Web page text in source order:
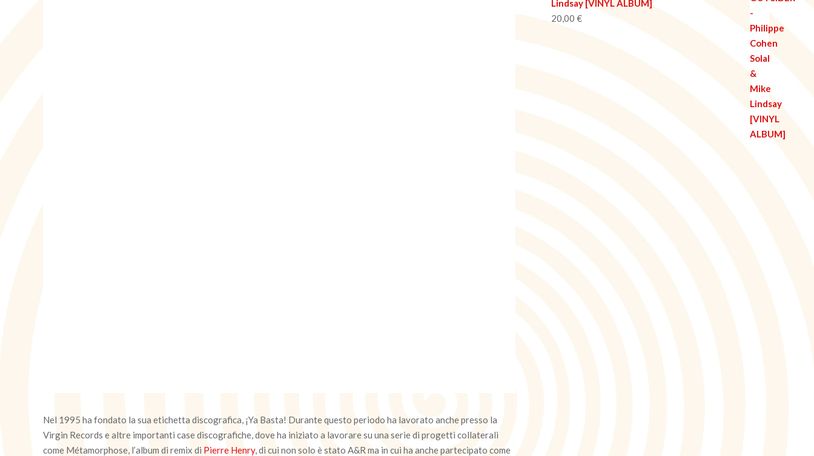
Nel 1995 ha fondato la sua etichetta discografica, ¡Ya Basta! Durante questo periodo ha lavorato anche presso la
Virgin Records e altre importanti case discografiche, dove ha iniziato a lavorare su una serie di progetti collaterali
come Métamorphose, l’album di remix di Pierre Henry, di cui non solo è stato A&R ma in cui ha anche partecipato come
Lindsay [VINYL ALBUM]
20,00 €